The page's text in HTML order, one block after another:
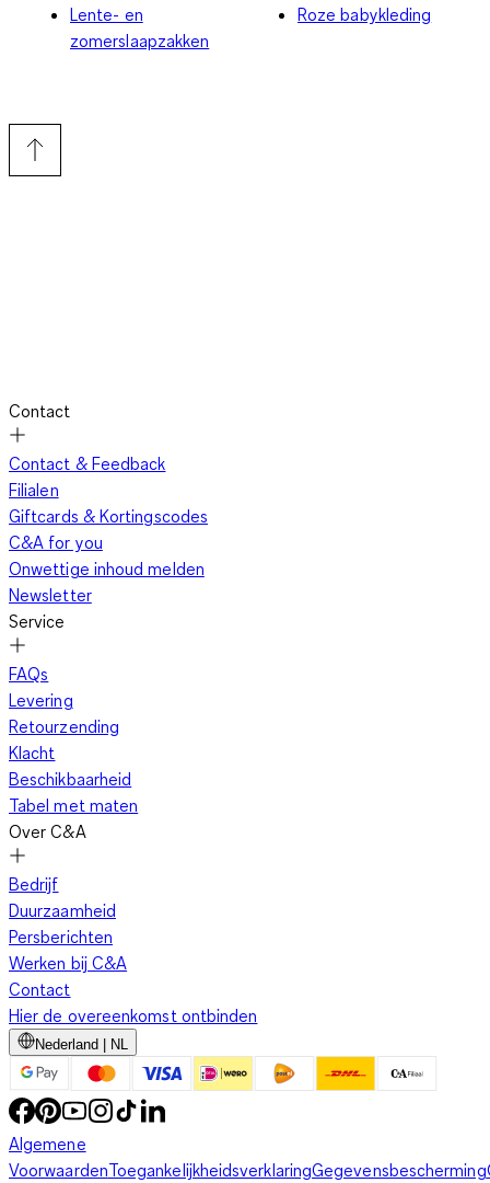
Lente- en
zomerslaapzakken
Roze babykleding
Contact
Contact & Feedback
Filialen
Giftcards & Kortingscodes
C&A for you
Onwettige inhoud melden
Newsletter
Service
FAQs
Levering
Retourzending
Klacht
Beschikbaarheid
Tabel met maten
Over C&A
Bedrijf
Duurzaamheid
Persberichten
Werken bij C&A
Contact
Hier de overeenkomst ontbinden
Nederland | NL
Algemene
VoorwaardenToegankelijkheidsverklaringGegevensbescherming